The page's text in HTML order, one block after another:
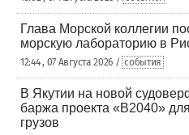
Глава Морской коллегии
морскую лабораторию в
12:44 , 07 Августа 2026 / события
В Якутии на новой
баржа проекта «В2040»
грузов